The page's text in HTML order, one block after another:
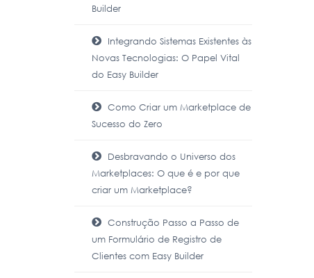
Builder
Integrando Sistemas Existentes às
Novas Tecnologias: O Papel Vital
do Easy Builder
Como Criar um Marketplace de
Sucesso do Zero
Desbravando o Universo dos
Marketplaces: O que é e por que
criar um Marketplace?
Construção Passo a Passo de
um Formulário de Registro de
Clientes com Easy Builder